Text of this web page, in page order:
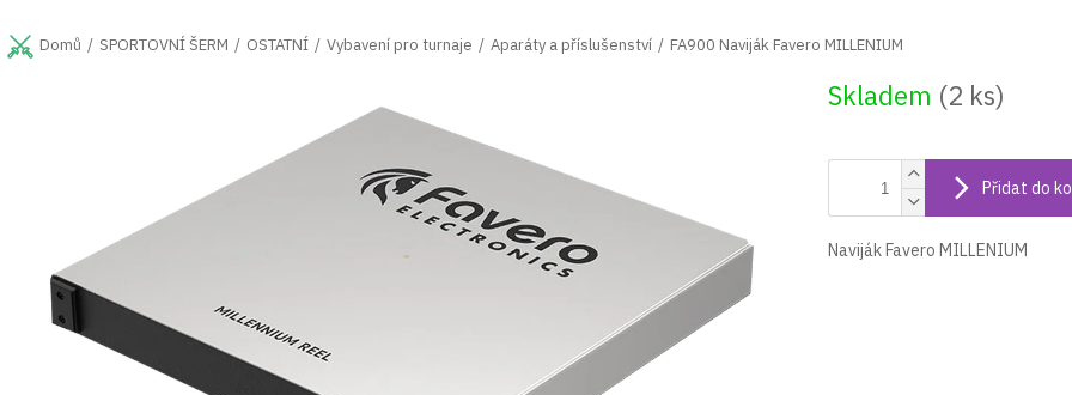
na
obsahDomů SPORTOVNÍ ŠERM OSTATNÍ Vybavení pro turnaje Aparáty a příslušenství FA900 Naviják Favero MILLENIUM
Skladem (2 ks)
Přidat do
Naviják Favero MILLENIUM